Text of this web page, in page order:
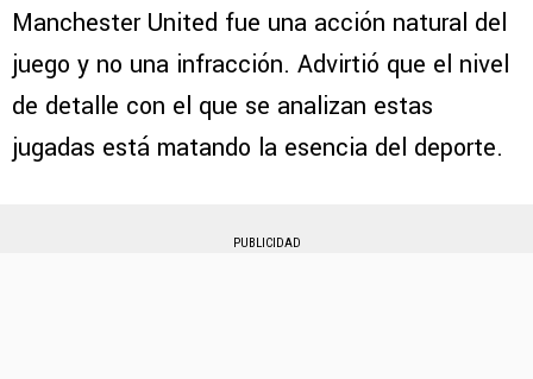
Manchester United fue una acción natural del
juego y no una infracción. Advirtió que el nivel
de detalle con el que se analizan estas
jugadas está matando la esencia del deporte.
PUBLICIDAD